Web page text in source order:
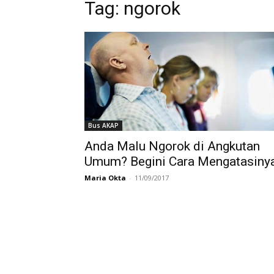
Tag: ngorok
Bus AKAP
Anda Malu Ngorok di Angkutan
Umum? Begini Cara
Maria Okta - 11/09/2017